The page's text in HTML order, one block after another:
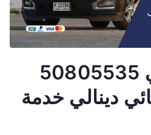
اخصائي دينالي 50805535
دينالي خدمة